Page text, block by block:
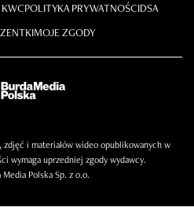
POLITYKA PRYWATNOŚCIDSA
MOJE ZGODY
i materiałów wideo opublikowanych w
wymaga uprzedniej zgody wydawcy.
Polska Sp. z o.o.